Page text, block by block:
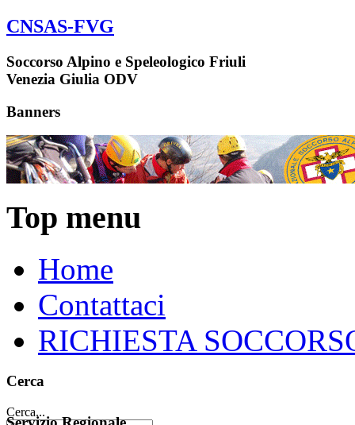
CNSAS-FVG
Soccorso Alpino e Speleologico Friuli
Venezia Giulia ODV
Banners
Top menu
Home
Contattaci
RICHIESTA
Cerca
Cerca...